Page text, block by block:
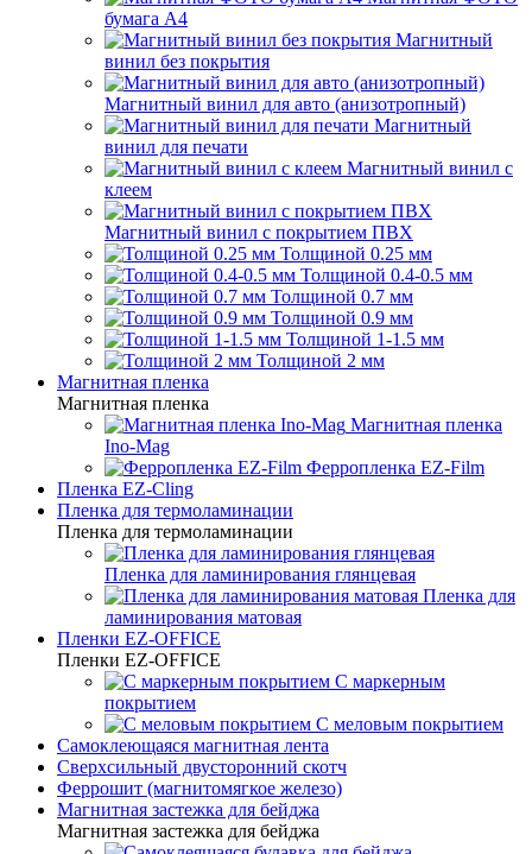
бумага А4
Магнитный
винил без покрытия
Магнитный винил для авто (анизотропный)
Магнитный
винил для печати
Магнитный винил с
клеем
Магнитный винил с покрытием ПВХ
Толщиной 0.25 мм
Толщиной 0.4-0.5 мм
Толщиной 0.7 мм
Толщиной 0.9 мм
Толщиной 1-1.5 мм
Толщиной 2 мм
Магнитная пленка
Магнитная пленка
Магнитная пленка
Ino-Mag
Ферропленка EZ-Film
Пленка EZ-Cling
Пленка для термоламинации
Пленка для термоламинации
Пленка для ламинирования глянцевая
Пленка для
ламинирования матовая
Пленки EZ-OFFICE
Пленки EZ-OFFICE
С маркерным
покрытием
С меловым покрытием
Самоклеющаяся магнитная лента
Сверхсильный двусторонний скотч
Феррошит (магнитомягкое железо)
Магнитная застежка для бейджа
Магнитная застежка для бейджа